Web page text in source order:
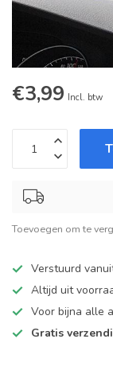
€3,99 Incl. btw
Toevoegen om te
Verstuurd
Altijd uit
Voor bijna alle
Gratis